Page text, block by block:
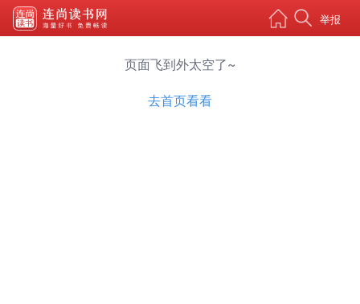
举报
页面飞到外太空了~
去首页看看